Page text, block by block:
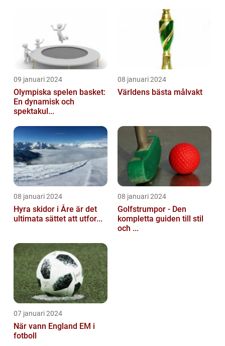
09 januari 2024
Olympiska spelen basket:
En dynamisk och
spektakul...
08 januari 2024
Världens bästa målvakt
08 januari 2024
Hyra skidor i Åre är det
ultimata sättet att utfor...
08 januari 2024
Golfstrumpor - Den
kompletta guiden till stil
och ...
07 januari 2024
När vann England EM i
fotboll